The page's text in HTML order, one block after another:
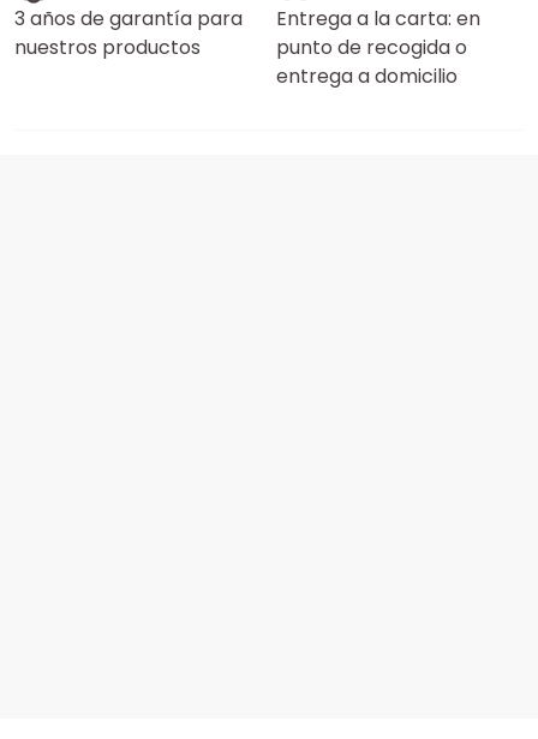
3 años de garantía para
nuestros productos
Entrega a la carta: en
punto de recogida o
entrega a domicilio